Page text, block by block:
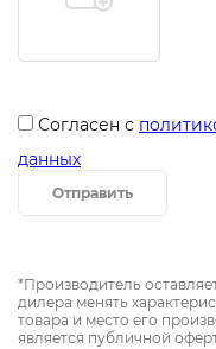
Согласен с
данных
Отправить
*Производитель
дилера менять
товара и место его
является публичной